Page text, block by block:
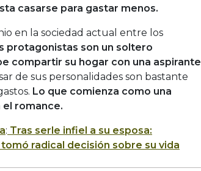
casarse para gastar menos.
en la sociedad actual entre los
protagonistas son un soltero
compartir su hogar con una aspirante
de sus personalidades son bastante
Lo que comienza como una
romance.
: Tras serle infiel a su esposa:
radical decisión sobre su vida